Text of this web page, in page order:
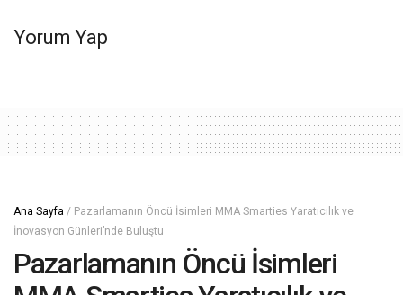
Yorum Yap
Ana Sayfa / Pazarlamanın Öncü İsimleri MMA Smarties Yaratıcılık ve
İnovasyon Günleri’nde Buluştu
Pazarlamanın Öncü İsimleri